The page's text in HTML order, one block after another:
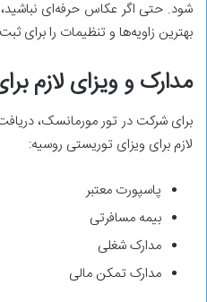
شود. حتی اگر عکاس حرفه‌ای
بهترین زاویه‌ها و تنظیمات را برای
مدارک و ویزای لازم
برای شرکت در تور مورمانسک،
لازم برای ویزای توریستی روسیه:
پاسپورت معتبر
بیمه مسافرتی
مدارک شغلی
مدارک تمکن مالی